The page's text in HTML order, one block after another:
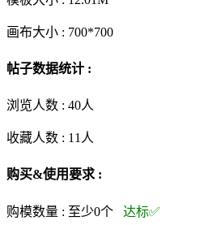
画布大小 : 700*700
帖子数据统计 :
浏览人数 : 40人
收藏人数 : 11 人
购买&使用要求 :
购模数量 : 至少0个 达标✅